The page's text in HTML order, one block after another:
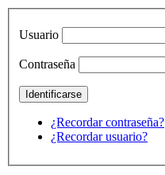
Usuario
Contraseña
¿Recordar contraseña?
¿Recordar usuario?